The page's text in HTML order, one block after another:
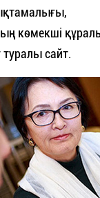
көмекші
туралы сайт.